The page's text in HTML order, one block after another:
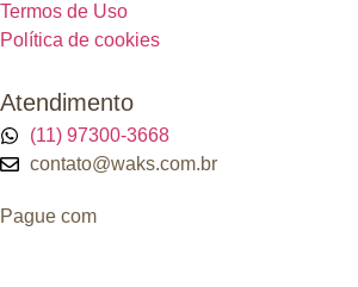
Termos de Uso
Política de cookies
Atendimento
(11) 97300-3668
contato@waks.com.br
Pague com